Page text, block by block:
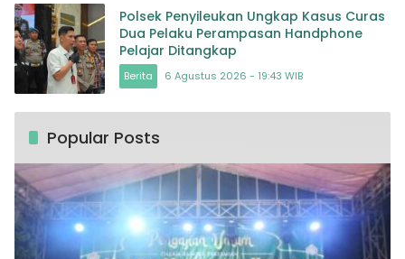
Polsek Penyileukan Ungkap Kasus Curas
Dua Pelaku Perampasan Handphone
Pelajar Ditangkap
Berita 6 Agustus 2026 - 19:43 WIB
Popular Posts